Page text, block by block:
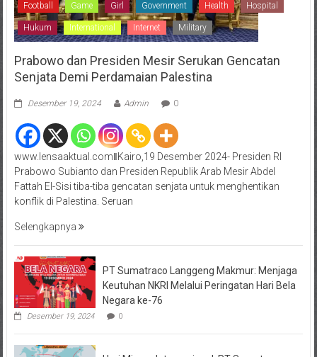
Football Game Girl Government Health Hospital
Hukum International Internet Military
Prabowo dan Presiden Mesir Serukan Gencatan
Senjata Demi Perdamaian Palestina
Desember 19, 2024 Admin 0
www.lensaaktual.comǁKairo,19 Desember 2024- Presiden RI
Prabowo Subianto dan Presiden Republik Arab Mesir Abdel
Fattah El-Sisi tiba-tiba gencatan senjata untuk menghentikan
konflik di Palestina. Seruan
Selengkapnya
PT Sumatraco Langgeng Makmur: Menjaga
Keutuhan NKRI Melalui Peringatan Hari Bela
Negara ke-76
Desember 19, 2024 0